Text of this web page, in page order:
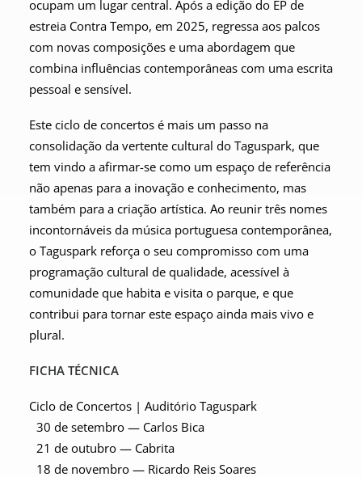
ocupam um lugar central. Após a edição do EP de
estreia Contra Tempo, em 2025, regressa aos palcos
com novas composições e uma abordagem que
combina influências contemporâneas com uma escrita
pessoal e sensível.
Este ciclo de concertos é mais um passo na
consolidação da vertente cultural do Taguspark, que
tem vindo a afirmar-se como um espaço de referência
não apenas para a inovação e conhecimento, mas
também para a criação artística. Ao reunir três nomes
incontornáveis da música portuguesa contemporânea,
o Taguspark reforça o seu compromisso com uma
programação cultural de qualidade, acessível à
comunidade que habita e visita o parque, e que
contribui para tornar este espaço ainda mais vivo e
plural.
FICHA TÉCNICA
Ciclo de Concertos | Auditório Taguspark
30 de setembro — Carlos Bica
21 de outubro — Cabrita
18 de novembro — Ricardo Reis Soares